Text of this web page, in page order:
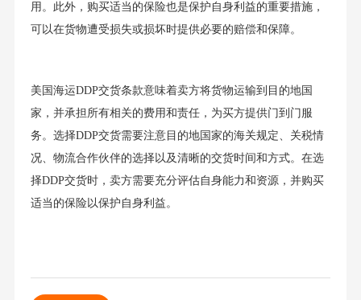
用。此外，购买适当的保险也是保护自身利益的重要措施，
可以在货物遭受损失或损坏时提供必要的赔偿和保障。
美国海运DDP交货条款意味着卖方将货物运输到目的地国
家，并承担所有相关的费用和责任，为买方提供门到门服
务。选择DDP交货需要注意目的地国家的海关规定、关税情
况、物流合作伙伴的选择以及清晰的交货时间和方式。在选
择DDP交货时，卖方需要充分评估自身能力和资源，并购买
适当的保险以保护自身利益。